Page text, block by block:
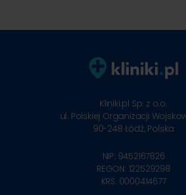
Kliniki.pl Sp. z o.o.
ul. Polskiej Organizacji
90-248 Łódź, Polska
NIP: 9452167826
REGON: 122529298
KRS: 0000414677